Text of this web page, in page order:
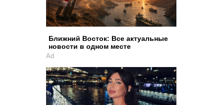
Ближний Восток: Все актуальные
новости в одном месте
Ad